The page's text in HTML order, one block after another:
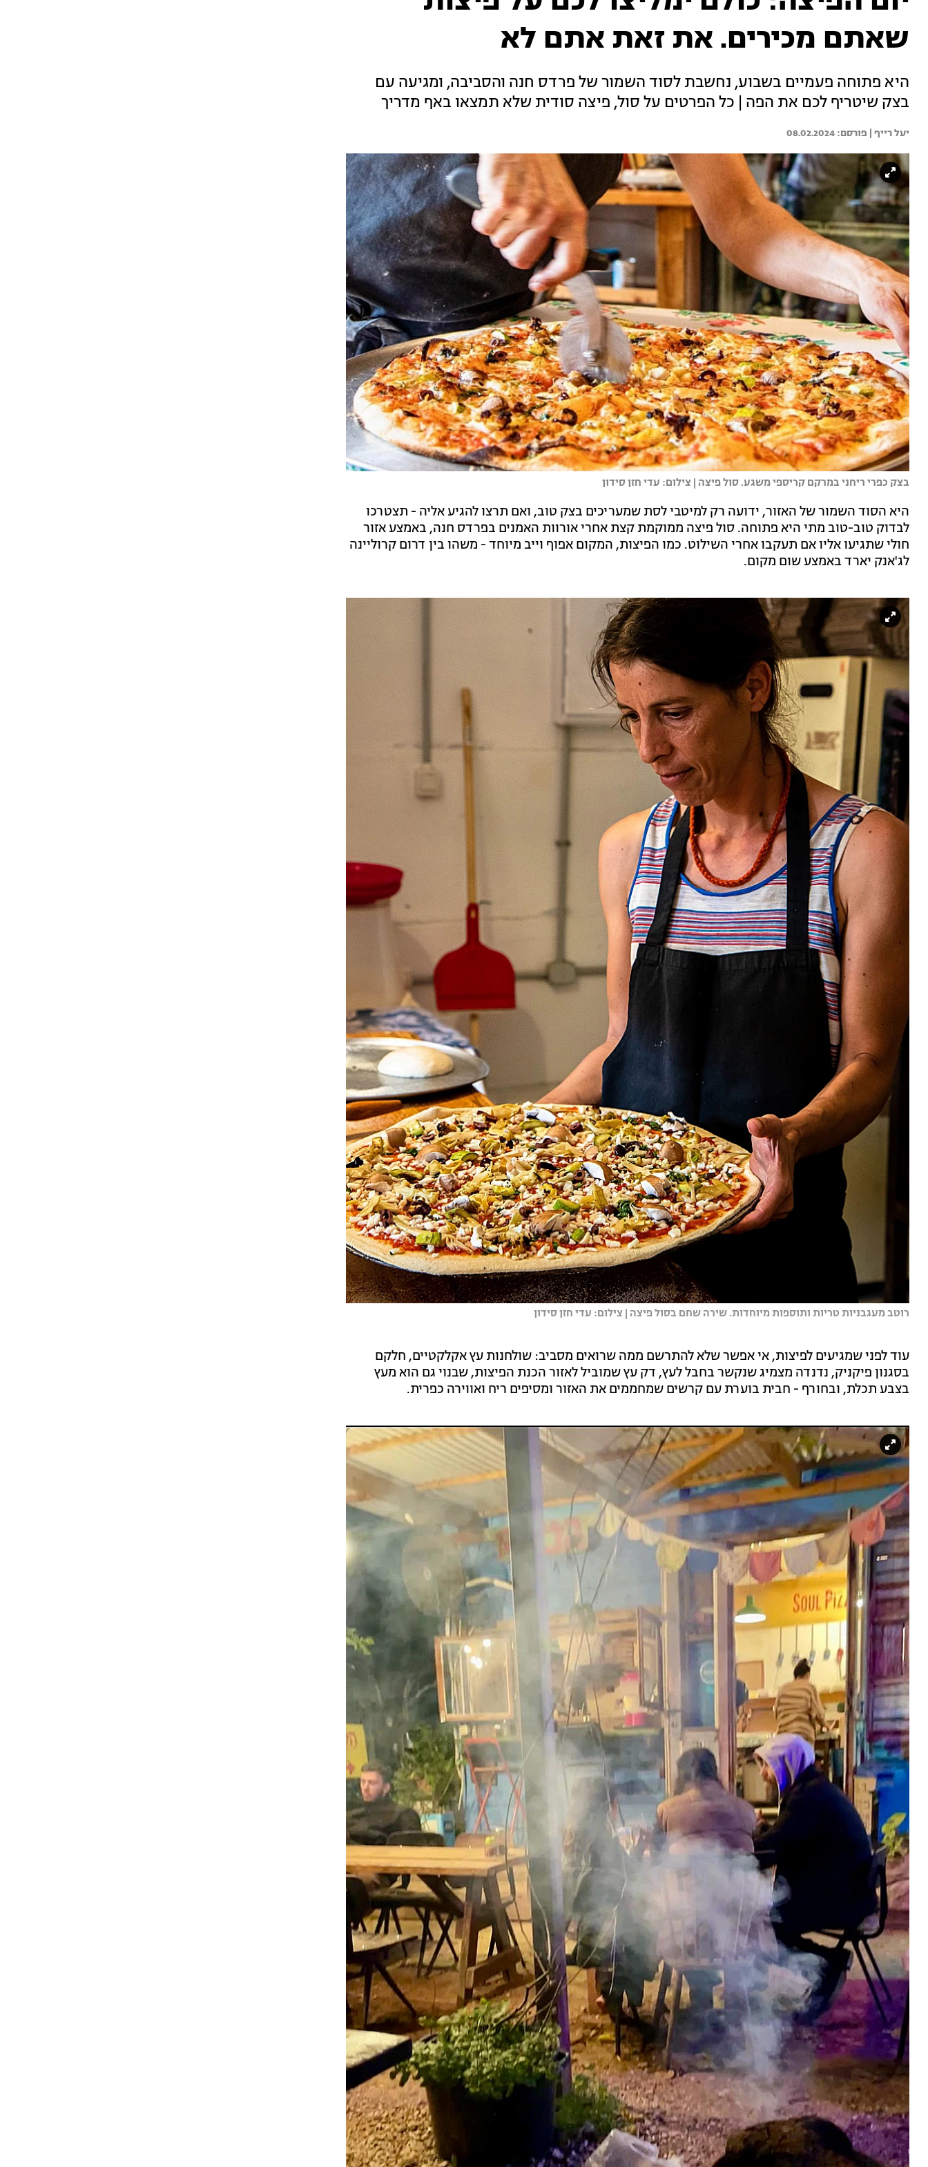
שאתם מכירים. את זאת אתם לא
היא פתוחה פעמיים בשבוע, נחשבת לסוד השמור של פרדס חנה והסביבה, ומגיעה עם
בצק שיטריף לכם את הפה | כל הפרטים על סול, פיצה סודית שלא תמצאו באף מדריך
יעל רייף | 08.02.2024
בצק כפרי ריחני במרקם קריספי משגע. סול פיצה | צילום: עדי חזן סידון
היא הסוד השמור של האזור, ידועה רק למיטבי לסת שמעריכים בצק טוב, ואם תרצו להגיע אליה - תצטרכו
לבדוק טוב-טוב מתי היא פתוחה. סול פיצה ממוקמת קצת אחרי אורוות האמנים בפרדס חנה, באמצע אזור
חולי שתגיעו אליו אם תעקבו אחרי השילוט. כמו הפיצות, המקום אפוף וייב מיוחד - משהו בין דרום קרוליינה
לג'אנק יארד באמצע שום מקום.
רוטב מעגבניות טריות ותוספות מיוחדות. שירה שחם בסול פיצה | צילום: עדי חזן סידון
עוד לפני שמגיעים לפיצות, אי אפשר שלא להתרשם ממה שרואים מסביב: שולחנות עץ אקלקטיים, חלקם
בסגנון פיקניק, נדנדה מצמיג שנקשר בחבל לעץ, דק עץ שמוביל לאזור הכנת הפיצות, שבנוי גם הוא מעץ
בצבע תכלת, ובחורף - חבית בוערת עם קרשים שמחממים את האזור ומסיפים ריח ואווירה כפרית.